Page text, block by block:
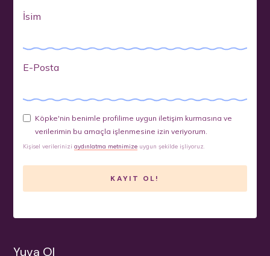
İsim
E-Posta
Köpke'nin benimle profilime uygun iletişim kurmasına ve
verilerimin bu amaçla işlenmesine izin veriyorum.
Kişisel verileriniziaydınlatma metnimize uygun şekilde işliyoruz.
Yuva Ol